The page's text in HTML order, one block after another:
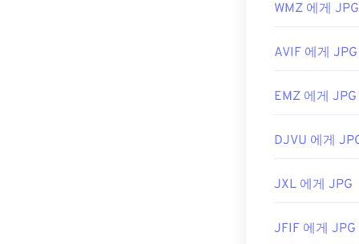
WMZ 에게 JPG
AVIF 에게 JPG
EMZ 에게 JPG
DJVU 에게
JXL 에게 JPG
JFIF 에게 JPG